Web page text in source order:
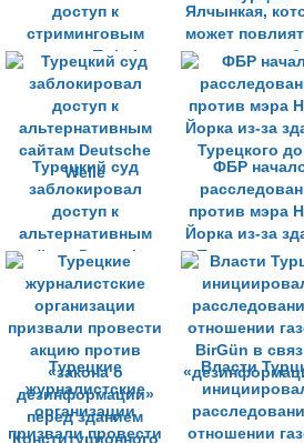
доступ к
стриминговым
сервисам Twitch и
Kick
Ялчынкая,
может
тысячи
процессов
Турции
Турецкий суд
заблокировал
доступ к
альтернативным
сайтам Deutsche
Welle
ФБР
против мэра
Йорка из-за
Турецкого
Турецкие
журналистские
организации
призвали провести
Власти
отношении